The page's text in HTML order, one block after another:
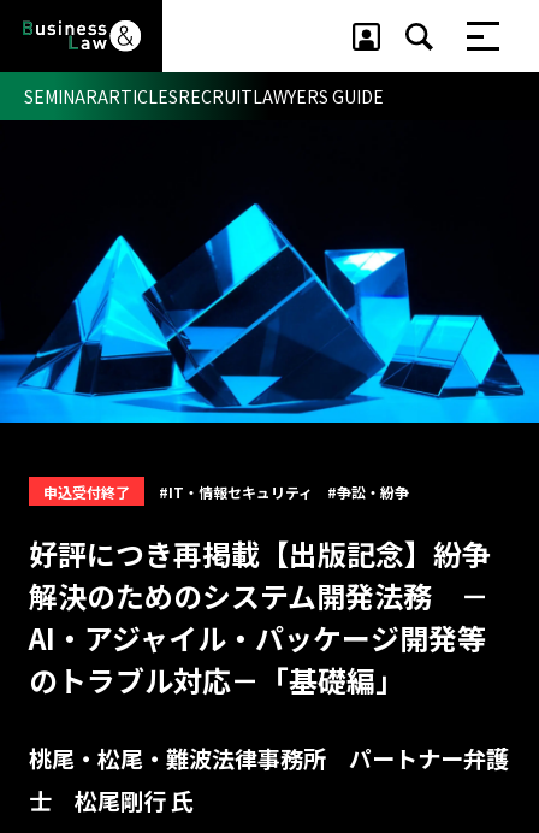
セミナー
リクルート
SEMINARARTICLESRECRUITLAWYERS GUIDE
申込受付終了 #IT・情報セキュリティ #争訟・紛争
好評につき再掲載【出版記念】紛争
解決のためのシステム開発法務 －
AI・アジャイル・パッケージ開発等
のトラブル対応－「基礎編」
桃尾・松尾・難波法律事務所 パートナー弁護
士 松尾剛行 氏